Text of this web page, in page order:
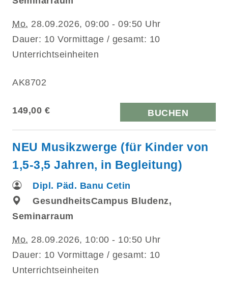
Mo. 28.09.2026, 09:00 - 09:50 Uhr
Dauer: 10 Vormittage / gesamt: 10
Unterrichtseinheiten
AK8702
149,00 € BUCHEN
NEU Musikzwerge (für Kinder von
1,5-3,5 Jahren, in Begleitung)
Dipl. Päd. Banu Cetin
GesundheitsCampus Bludenz,
Seminarraum
Mo. 28.09.2026, 10:00 - 10:50 Uhr
Dauer: 10 Vormittage / gesamt: 10
Unterrichtseinheiten